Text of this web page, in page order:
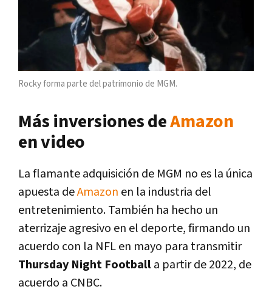
Rocky forma parte del patrimonio de MGM.
Más inversiones deAmazon
en video
La flamante adquisición de MGM no es la única
apuesta deAmazon en la industria del
entretenimiento. También ha hecho un
aterrizaje agresivo en el deporte, firmando un
acuerdo con la NFL en mayo para transmitir
Thursday Night Footballa partir de 2022, de
acuerdo a CNBC.